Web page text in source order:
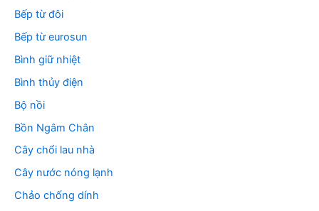
Bếp từ đôi
Bếp từ eurosun
Bình giữ nhiệt
Bình thủy điện
Bộ nồi
Bồn Ngâm Chân
Cây chổi lau nhà
Cây nước nóng lạnh
Chảo chống dính